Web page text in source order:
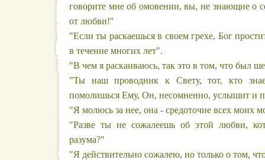
говорите мне об омовении, вы, не знающие о
от любви!"
"Если ты раскаешься в своем грехе, Бог
в течение многих лет".
"В чем я раскаиваюсь, так это в том, что был
"Ты наш проводник к Свету, тот, кто
помолишься Ему, Он, несомненно, услышит и
"Я молюсь за нее, она - средоточие всех моих
"Разве ты не сожалеешь об этой любви,
разума?"
"Я действительно сожалею, но только о том,